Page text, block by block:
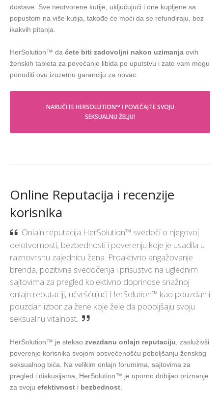
dostave. Sve neotvorene kutije, uključujući i one kupljene sa
popustom na više kutija, takođe će moći da se refundiraju, bez
ikakvih pitanja.
HerSolution™ da ćete biti zadovoljni nakon uzimanja ovih
ženskih tableta za povećanje libida po uputstvu i zato vam mogu
ponuditi ovu izuzetnu garanciju za novac.
NARUČITE HERSOLUTION™ I POVEĆAJTE SVOJU
SEKSUALNU ŽELJU!
Online Reputacija i recenzije
korisnika
Onlajn reputacija HerSolution™ svedoči o njegovoj
delotvornosti, bezbednosti i poverenju koje je usadila u
raznovrsnu zajednicu žena. Proaktivno angažovanje
brenda, pozitivna svedočenja i prisustvo na uglednim
sajtovima za pregled kolektivno doprinose snažnoj
onlajn reputaciji, učvršćujući HerSolution™ kao pouzdan i
pouzdan izbor za žene koje žele da poboljšaju svoju
seksualnu vitalnost.
HerSolution™ je stekao zvezdanu onlajn reputaciju , zasluživši
poverenje korisnika svojom posvećenošću poboljšanju ženskog
seksualnog bića. Na velikim onlajn forumima, sajtovima za
pregled i diskusijama, HerSolution™ je uporno dobijao priznanje
za svoju efektivnost i bezbednost